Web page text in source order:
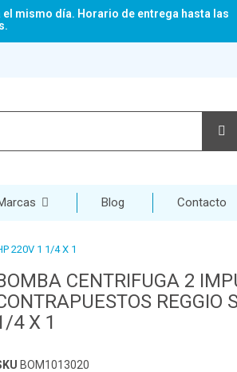
mismo día. Horario de entrega hasta las
Blog Contacto
220V 1 1/4 X 1
CENTRIFUGA 2
REGGIO
4 X 1
BOM1013020